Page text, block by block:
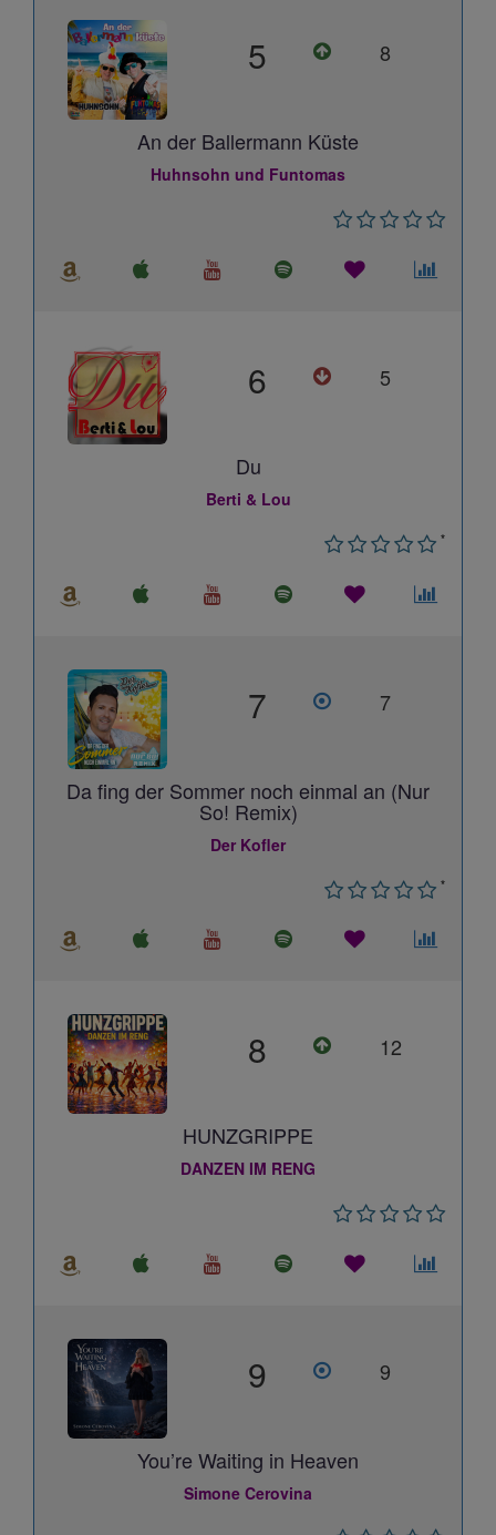
5 8
An der Ballermann Küste
Huhnsohn und Funtomas
6 5
Du
Berti & Lou
*
7 7
Da fing der Sommer noch einmal an (Nur
So! Remix)
Der Kofler
*
8 12
HUNZGRIPPE
DANZEN IM RENG
9 9
You’re Waiting in Heaven
Simone Cerovina